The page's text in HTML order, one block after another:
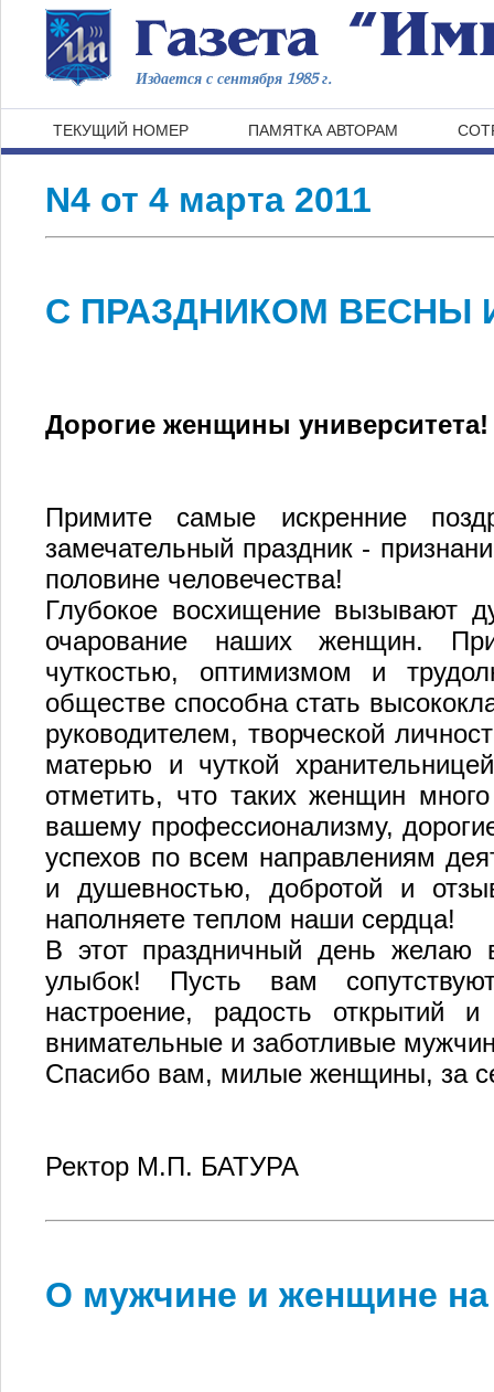
Издается с сентября 1985 г.
ТЕКУЩИЙ НОМЕР ПАМЯТКА АВТОРАМ
N4 от 4 марта 2011
С ПРАЗДНИКОМ ВЕСНЫ
Дорогие женщины университета!
Примите самые искренние
замечательный праздник -
половине человечества!
Глубокое восхищение вызывают
очарование наших женщин.
чуткостью, оптимизмом и
обществе способна стать
руководителем, творческой
матерью и чуткой
отметить, что таких женщин
вашему профессионализму,
успехов по всем направлениям
и душевностью, добротой и
наполняете теплом наши сердца!
В этот праздничный день желаю
улыбок! Пусть вам
настроение, радость открытий
внимательные и заботливые
Спасибо вам, милые женщины, за
Ректор М.П. БАТУРА
О мужчине и женщине на